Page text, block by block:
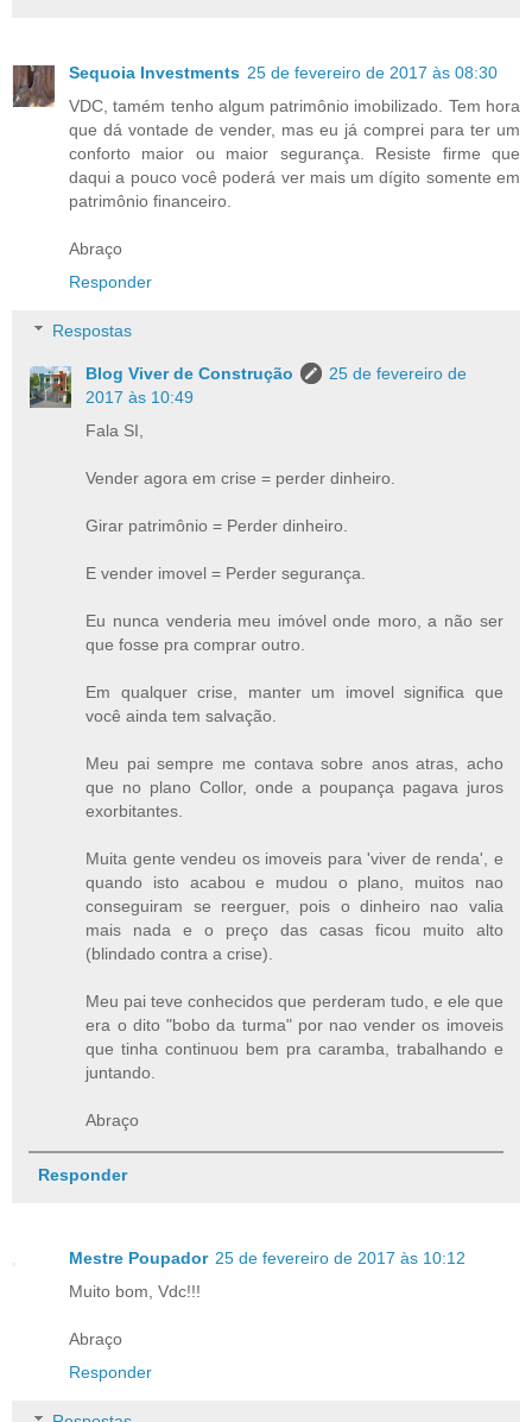
Sequoia Investments 25 de fevereiro de 2017 às 08:30
VDC, tamém tenho algum patrimônio imobilizado. Tem hora
que dá vontade de vender, mas eu já comprei para ter um
conforto maior ou maior segurança. Resiste firme que
daqui a pouco você poderá ver mais um dígito somente em
patrimônio financeiro.
Abraço
Responder
Respostas
Blog Viver de Construção
25 de fevereiro de
2017 às 10:49
Fala SI,
Vender agora em crise = perder dinheiro.
Girar patrimônio = Perder dinheiro.
E vender imovel = Perder segurança.
Eu nunca venderia meu imóvel onde moro, a não ser
que fosse pra comprar outro.
Em qualquer crise, manter um imovel significa que
você ainda tem salvação.
Meu pai sempre me contava sobre anos atras, acho
que no plano Collor, onde a poupança pagava juros
exorbitantes.
Muita gente vendeu os imoveis para 'viver de renda', e
quando isto acabou e mudou o plano, muitos nao
conseguiram se reerguer, pois o dinheiro nao valia
mais nada e o preço das casas ficou muito alto
(blindado contra a crise).
Meu pai teve conhecidos que perderam tudo, e ele que
era o dito "bobo da turma" por nao vender os imoveis
que tinha continuou bem pra caramba, trabalhando e
juntando.
Abraço
Responder
Mestre Poupador 25 de fevereiro de 2017 às 10:12
Muito bom, Vdc!!!
Abraço
Responder